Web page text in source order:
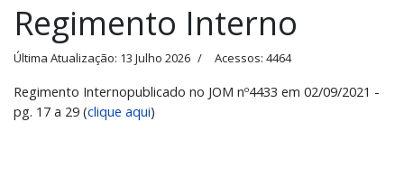
Regimento Interno
Última Atualização: 13 Julho 2026 Acessos: 4464
Regimento Internopublicado no JOM nº4433 em 02/09/2021 -
pg. 17 a 29 (clique aqui)